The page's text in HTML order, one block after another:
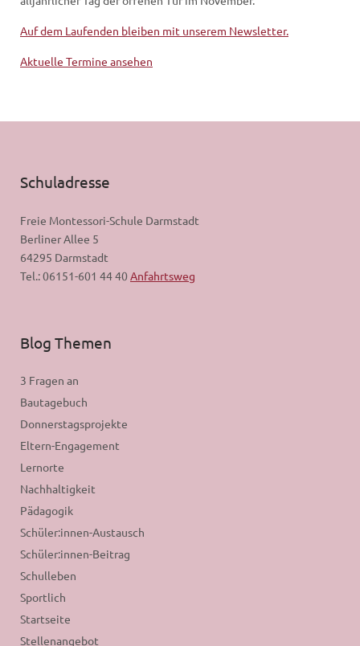
Auf dem Laufenden bleiben mit unserem Newsletter.
Aktuelle Termine ansehen
Schuladresse
Freie Montessori-Schule Darmstadt
Berliner Allee 5
64295 Darmstadt
Tel.: 06151-601 44 40 Anfahrtsweg
Blog Themen
3 Fragen an
Bautagebuch
Donnerstagsprojekte
Eltern-Engagement
Lernorte
Nachhaltigkeit
Pädagogik
Schüler:innen-Austausch
Schüler:innen-Beitrag
Schulleben
Sportlich
Startseite
Stellenangebot